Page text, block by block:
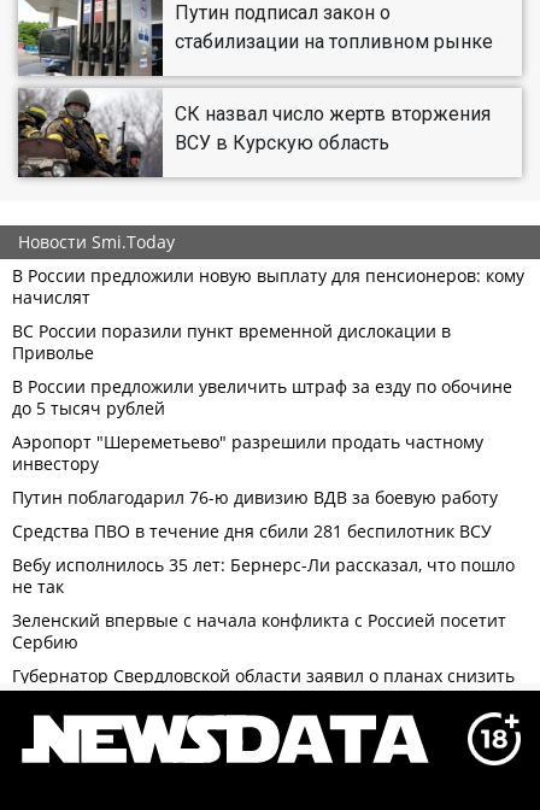
Путин подписал закон о
стабилизации на топливном рынке
СК назвал число жертв вторжения
ВСУ в Курскую область